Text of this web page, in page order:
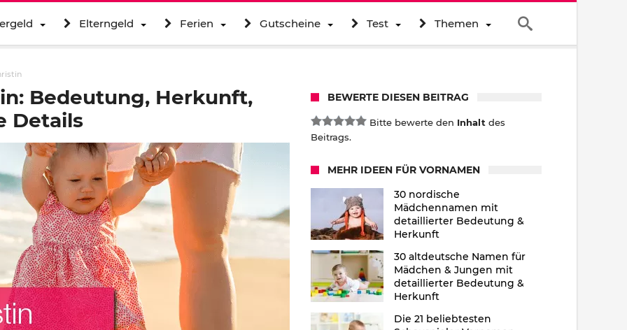
Elterngeld Ferien Gutscheine Test Themen
Bedeutung, Herkunft,
Details
BEWERTE DIESEN BEITRAG
Bitte bewerte den Inhalt des
Beitrags.
MEHR IDEEN FÜR VORNAMEN
30 nordische
Mädchennamen mit
detaillierter Bedeutung &
Herkunft
30 altdeutsche Namen für
Mädchen & Jungen mit
detaillierter Bedeutung &
Herkunft
Die 21 beliebtesten